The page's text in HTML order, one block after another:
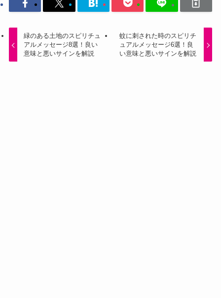
緑のある土地のスピリチュ
アルメッセージ8選！良い
意味と悪いサインを解説
蚊に刺された時のスピリチ
ュアルメッセージ6選！良
い意味と悪いサインを解説